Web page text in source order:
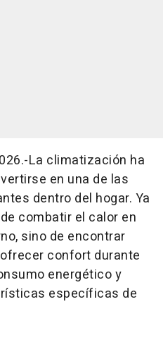
La climatización ha
en una de las
dentro del hogar. Ya
combatir el calor en
sino de encontrar
confort durante
energético y
específicas de